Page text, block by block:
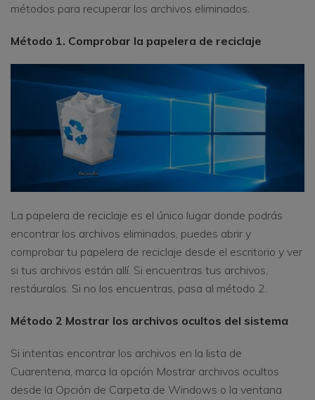
métodos para recuperar los archivos eliminados.
Método 1. Comprobar la papelera de reciclaje
La papelera de reciclaje es el único lugar donde podrás
encontrar los archivos eliminados, puedes abrir y
comprobar tu papelera de reciclaje desde el escritorio y ver
si tus archivos están allí. Si encuentras tus archivos,
restáuralos. Si no los encuentras, pasa al método 2.
Método 2 Mostrar los archivos ocultos del sistema
Si intentas encontrar los archivos en la lista de
Cuarentena, marca la opción Mostrar archivos ocultos
desde la Opción de Carpeta de Windows o la ventana